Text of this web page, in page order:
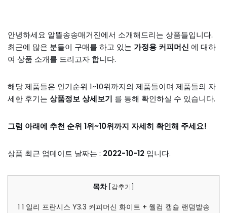
안녕하세요 알뜰송송매거진에서 소개해드리는 상품들입니다.
최근에 많은 분들이 구매를 하고 있는 가정용 커피머신 에 대하
여 상품 소개를 드리고자 합니다.
해당 제품들은 인기순위 1~10위까지의 제품들이며 제품들의 자
세한 후기는 상품정보 상세보기 를 통해 확인하실 수 있습니다.
그럼 아래에 추천 순위 1위~10위까지 자세히 확인해 주세요!
상품 최근 업데이트 날짜는 : 2022-10-12 입니다.
목차 감추기
1 1 일리 프란시스 Y3.3 커피머신 화이트 + 웰컴 캡슐 랜덤발송